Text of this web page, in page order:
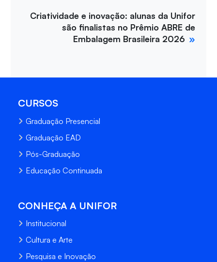
Criatividade e inovação: alunas da Unifor
são finalistas no Prêmio ABRE de
Embalagem Brasileira 2026
CURSOS
Graduação Presencial
Graduação EAD
Pós-Graduação
Educação Continuada
CONHEÇA A UNIFOR
Institucional
Cultura e Arte
Pesquisa e Inovação